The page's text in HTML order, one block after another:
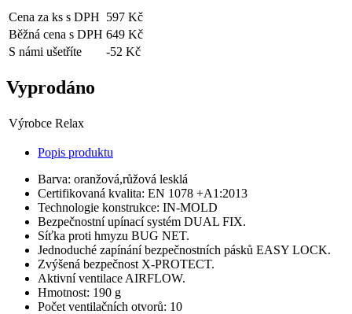
Cena za ks s DPH 597 Kč
Běžná cena s DPH 649 Kč
S námi ušetříte
-52 Kč
Vyprodáno
Výrobce Relax
Popis produktu
Barva: oranžová,růžová lesklá
Certifikovaná kvalita: EN 1078 +A1:2013
Technologie konstrukce: IN-MOLD
Bezpečnostní upínací systém DUAL FIX.
Síťka proti hmyzu BUG NET.
Jednoduché zapínání bezpečnostních pásků EASY LOCK.
Zvýšená bezpečnost X-PROTECT.
Aktivní ventilace AIRFLOW.
Hmotnost: 190 g
Počet ventilačních otvorů: 10